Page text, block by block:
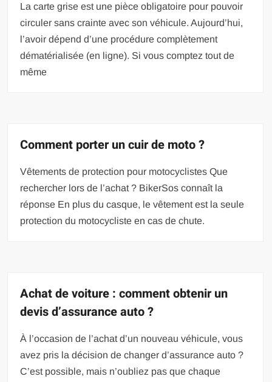
La carte grise est une pièce obligatoire pour pouvoir
circuler sans crainte avec son véhicule. Aujourd’hui,
l’avoir dépend d’une procédure complètement
dématérialisée (en ligne). Si vous comptez tout de
même
Comment porter un cuir de moto ?
Vêtements de protection pour motocyclistes Que
rechercher lors de l’achat ? BikerSos connaît la
réponse En plus du casque, le vêtement est la seule
protection du motocycliste en cas de chute.
Achat de voiture : comment obtenir un
devis d’assurance auto ?
À l’occasion de l’achat d’un nouveau véhicule, vous
avez pris la décision de changer d’assurance auto ?
C’est possible, mais n’oubliez pas que chaque